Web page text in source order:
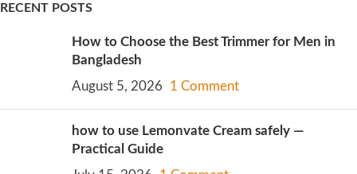
RECENT POSTS
How to Choose the Best Trimmer for Men in
Bangladesh
August 5, 2026
1 Comment
how to use Lemonvate Cream safely —
Practical Guide